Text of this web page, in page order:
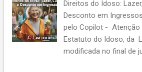
complexidade,
e tornando o acesso à
No entanto, a própria
estabelece restrições
ações que podem ser
Direitos do Idoso:
Desconto em
pelo Copilot - Atenção
Estatuto do Idoso, da
modificada no final de